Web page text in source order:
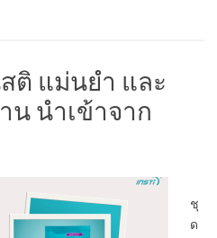
ติ แม่นยำ และ
น นำเข้าจาก
ชุ
ด